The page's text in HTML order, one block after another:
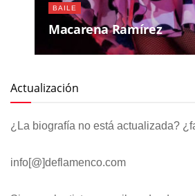
BAILE
Macarena Ramírez
Actualización
¿La biografía no está actualizada?
info[@]deflamenco.com